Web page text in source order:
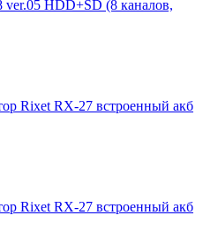
ver.05 HDD+SD (8 каналов,
Rixet RX-27 встроенный акб
Rixet RX-27 встроенный акб